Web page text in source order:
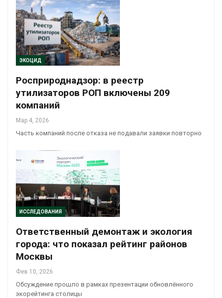
ЭКОЦИД
Росприроднадзор: в реестр
утилизаторов РОП включены 209
компаний
Мар 4, 2026
Часть компаний после отказа не подавали заявки повторно
ИССЛЕДОВАНИЯ
Ответственный демонтаж и экология
города: что показал рейтинг районов
Москвы
Фев 10, 2026
Обсуждение прошло в рамках презентации обновлённого
экорейтинга столицы